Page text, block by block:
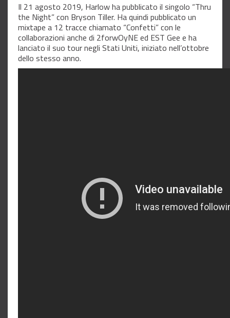
Il 21 agosto 2019, Harlow ha pubblicato il singolo “Thru
the Night” con Bryson Tiller. Ha quindi pubblicato un
mixtape a 12 tracce chiamato “Confetti” con le
collaborazioni anche di 2forwOyNE ed EST Gee e ha
lanciato il suo tour negli Stati Uniti, iniziato nell’ottobre
dello stesso anno.